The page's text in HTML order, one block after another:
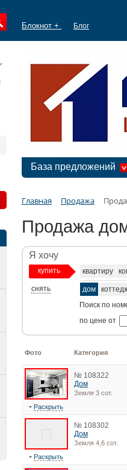
Блокнот + Блог
База предложений
Главная Продажа
Продажа
Я хочу
купить
снять
квартиру
дом
Поиск по
по цене от
Фото Категория
№ 108322
Дом
Земля 3 сот.
Раскрыть
№ 108302
Дом
Земля 4,6 сот.
Раскрыть